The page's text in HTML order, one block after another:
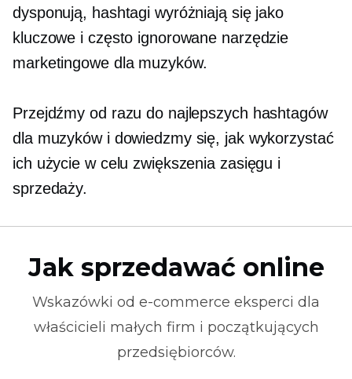
dysponują, hashtagi wyróżniają się jako
kluczowe i często ignorowane narzędzie
marketingowe dla muzyków.
Przejdźmy od razu do najlepszych hashtagów
dla muzyków i dowiedzmy się, jak wykorzystać
ich użycie w celu zwiększenia zasięgu i
sprzedaży.
Jak sprzedawać online
Wskazówki od e-commerce eksperci dla
właścicieli małych firm i początkujących
przedsiębiorców.